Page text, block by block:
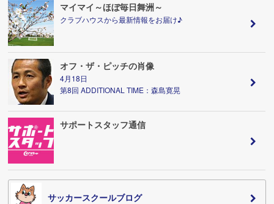
マイマイ～ほぼ毎日舞洲～
クラブハウスから最新情報をお届け♪
オフ・ザ・ピッチの肖像
4月18日
第8回 ADDITIONAL TIME：森島寛晃
サポートスタッフ通信
サッカースクールブログ